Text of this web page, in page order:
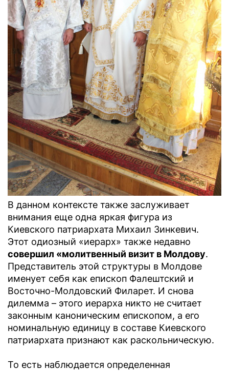
В данном контексте также заслуживает
внимания еще одна яркая фигура из
Киевского патриархата Михаил Зинкевич.
Этот одиозный «иерарх» также недавно
совершил «молитвенный визит в Молдову.
Представитель этой структуры в Молдове
именует себя как епископ Фалештский и
Восточно-Молдовский Филарет. И снова
дилемма – этого иерарха никто не считает
законным каноническим епископом, а его
номинальную единицу в составе Киевского
патриархата признают как раскольническую.
То есть наблюдается определенная